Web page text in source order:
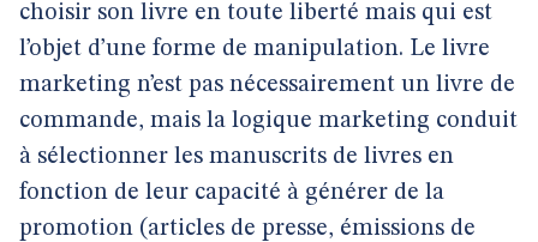
choisir son livre en toute liberté mais qui est
l’objet d’une forme de manipulation. Le livre
marketing n’est pas nécessairement un livre de
commande, mais la logique marketing conduit
à sélectionner les manuscrits de livres en
fonction de leur capacité à générer de la
promotion (articles de presse, émissions de